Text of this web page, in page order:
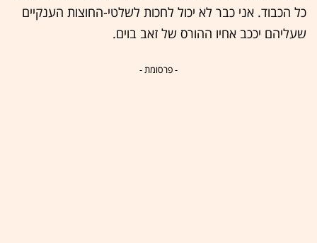
כל הכבוד. אני כבר לא יכול לחכות לשלטי-החוצות הענקיים
שעליהם יככב אחיו ההורס של זאב בוים.
- פרסומת -